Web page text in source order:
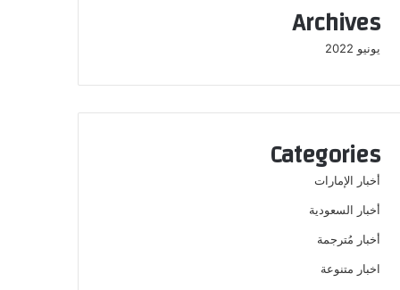
Archives
يونيو 2022
Categories
أخبار الإمارات
أخبار السعودية
أخبار مُترجمة
اخبار متنوعة